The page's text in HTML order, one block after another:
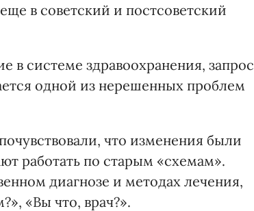
в советский и постсоветский
системе здравоохранения, запрос
одной из нерешенных проблем
что изменения были
работать по старым «схемам».
диагнозе и методах лечения,
«Вы что, врач?».